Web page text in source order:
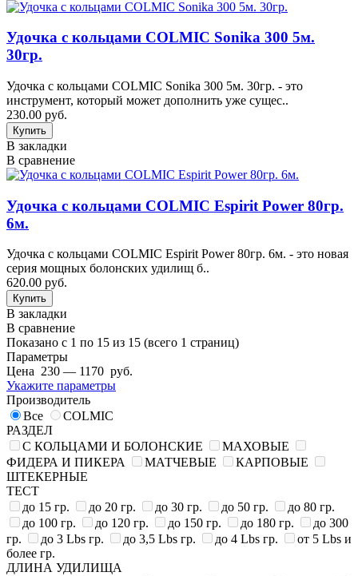
Удочка с кольцами COLMIC Sonika 300 5м.
30гр.
Удочка с кольцами COLMIC Sonika 300 5м. 30гр. - это
инструмент, который может дополнить уже сущес..
230.00 руб.
В закладки
В сравнение
Удочка с кольцами COLMIC Espirit Power 80гр.
6м.
Удочка с кольцами COLMIC Espirit Power 80гр. 6м. - это новая
серия мощных болонских удилищ б..
620.00 руб.
В закладки
В сравнение
Показано с 1 по 15 из 15 (всего 1 страниц)
Параметры
Цена 230 — 1170 руб.
Укажите параметры
Производитель
Все
COLMIC
РАЗДЕЛ
С КОЛЬЦАМИ И БОЛОНСКИЕ
МАХОВЫЕ
ФИДЕРА И ПИКЕРА
МАТЧЕВЫЕ
КАРПОВЫЕ
ШТЕКЕРНЫЕ
ТЕСТ
до 15 гр.
до 20 гр. до 30 гр. до 50 гр.
до 80 гр.
до 100 гр.
до 120 гр. до 150 гр. до 180 гр.
до 300
гр.
до 3 Lbs гр. до 3,5 Lbs гр. до 4 Lbs гр.
от 5 Lbs и
более гр.
ДЛИНА УДИЛИЩА